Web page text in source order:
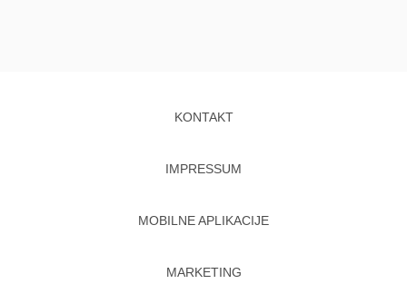
KONTAKT
IMPRESSUM
MOBILNE APLIKACIJE
MARKETING